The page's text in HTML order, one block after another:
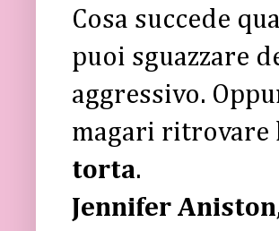
Cosa succede
puoi sguazzare
aggressivo.
magari ritrovare
torta.
Jennifer Aniston